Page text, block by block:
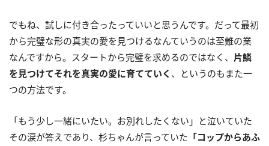
でもね、試しに付き合ったっていいと思うんです。だって最初
から完璧な形の真実の愛を見つけるなんていうのは至難の業
なんですから。スタートから完璧を求めるのではなく、 片鱗
を見つけてそれを真実の愛に育てていく 、というのもまた一
つの方法です。
「もう少し一緒にいたい。お別れしたくない」と泣いていた
その涙が答えであり、杉ちゃんが言っていた 「コップからあふ